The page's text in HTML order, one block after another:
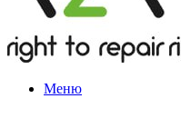
Меню